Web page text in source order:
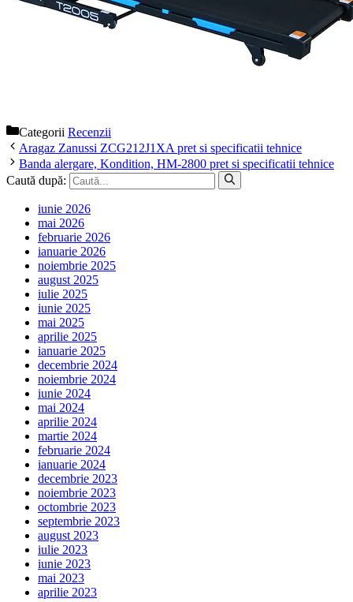
Categorii Recenzii
Aragaz Zanussi ZCG212J1XA pret si specificatii tehnice
Banda alergare, Kondition, HM-2800 pret si specificatii tehnice
Caută după:
iunie 2026
mai 2026
februarie 2026
ianuarie 2026
noiembrie 2025
august 2025
iulie 2025
iunie 2025
mai 2025
aprilie 2025
ianuarie 2025
decembrie 2024
noiembrie 2024
iunie 2024
mai 2024
aprilie 2024
martie 2024
februarie 2024
ianuarie 2024
decembrie 2023
noiembrie 2023
octombrie 2023
septembrie 2023
august 2023
iulie 2023
iunie 2023
mai 2023
aprilie 2023